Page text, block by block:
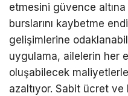
etmesini güvence altına
burslarını kaybetme
gelişimlerine
uygulama, ailelerin her
oluşabilecek maliyetlerle
azaltıyor. Sabit ücret